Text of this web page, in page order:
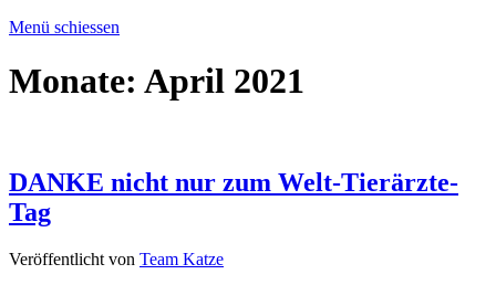
Menü schiessen
Monate: April 2021
DANKE nicht nur zum Welt-Tierärzte-
Tag
Veröffentlicht von Team Katze